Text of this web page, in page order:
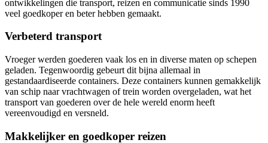
ontwikkelingen die transport, reizen en communicatie sinds 1990
veel goedkoper en beter hebben gemaakt.
Verbeterd transport
Vroeger werden goederen vaak los en in diverse maten op schepen
geladen. Tegenwoordig gebeurt dit bijna allemaal in
gestandaardiseerde containers. Deze containers kunnen gemakkelijk
van schip naar vrachtwagen of trein worden overgeladen, wat het
transport van goederen over de hele wereld enorm heeft
vereenvoudigd en versneld.
Makkelijker en goedkoper reizen